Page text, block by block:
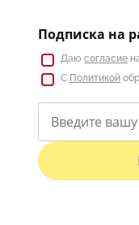
Подписка на
Даю согласие
С Политикой